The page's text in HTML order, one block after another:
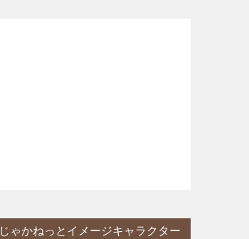
じゃかねっとイメージキャラクター